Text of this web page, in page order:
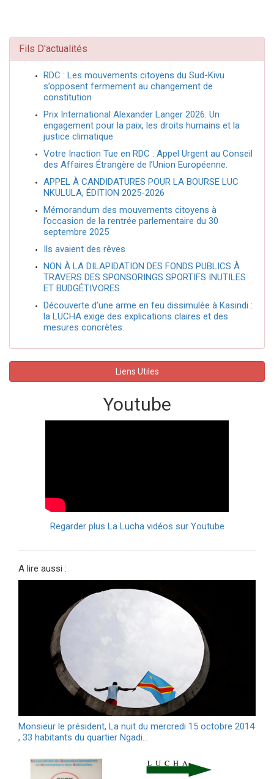
Fils D'actualités
RDC : Les mouvements citoyens du Sud-Kivu
s’opposent fermement au changement de
constitution
Prix International Alexander Langer 2026: Un
engagement pour la paix, les droits humains et la
justice climatique
Votre Inaction Tue en RDC : Appel Urgent au Conseil
des Affaires Étrangère de l’Union Européenne.
APPEL À CANDIDATURES POUR LA BOURSE LUC
NKULULA, ÉDITION 2025-2026
Mémorandum des mouvements citoyens à
l’occasion de la rentrée parlementaire du 30
septembre 2025
Ils avaient des rêves
NON À LA DILAPIDATION DES FONDS PUBLICS À
TRAVERS DES SPONSORINGS SPORTIFS INUTILES
ET BUDGÉTIVORES
Découverte d’une arme en feu dissimulée à Kasindi :
la LUCHA exige des explications claires et des
mesures concrètes.
Liens Utiles
Youtube
Regarder plus La Lucha vidéos sur Youtube
A lire aussi :
Monsieur le président, La nuit du mercredi 15 octobre 2014
, 33 habitants du quartier Ngadi…